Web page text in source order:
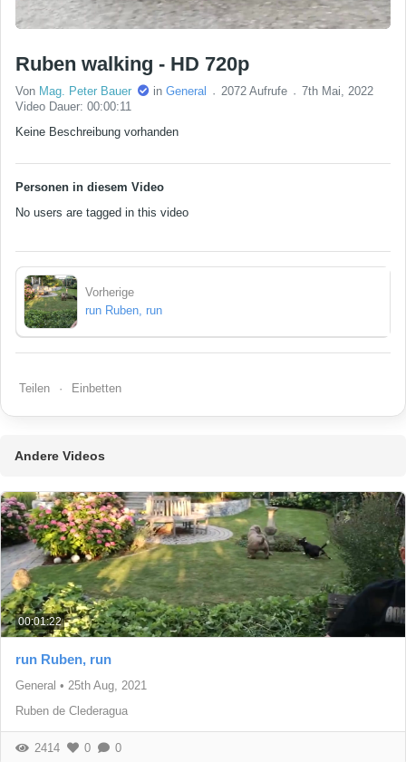
Ruben walking - HD 720p
Von Mag. Peter Bauer in General 2072 Aufrufe
7th Mai, 2022
Video Dauer: 00:00:11
Keine Beschreibung vorhanden
Personen in diesem Video
No users are tagged in this video
Vorherige
run Ruben, run
Teilen Einbetten
Andere Videos
00:01:22
run Ruben, run
General • 25th Aug, 2021
Ruben de Clederagua
2414 0 0